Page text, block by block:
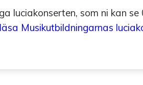
luciakonserten, som ni kan se
Musikutbildningarnas